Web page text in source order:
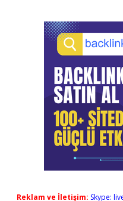
Reklam ve İletişim: Skype: